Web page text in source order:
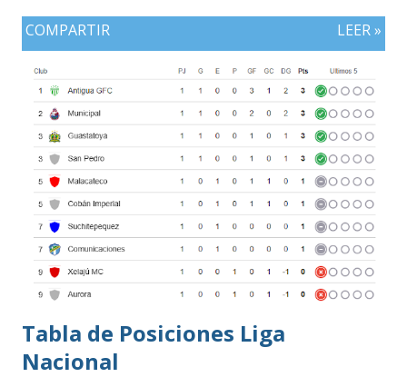
plata, aunque ambos países registran el mismo número de
COMPARTIR LEER »
Tabla de Posiciones Liga
Nacional